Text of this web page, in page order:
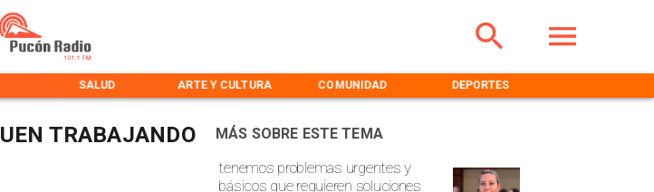
SALUD ARTE Y CULTURA COMUNIDAD DEPORTES
tenemos problemas urgentes y
básicos que requieren soluciones
MÁS SOBRE ESTE TEMA
TRABAJANDO